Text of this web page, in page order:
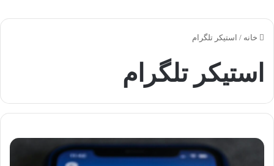
خانه / استیکر تلگرام
استیکر تلگرام